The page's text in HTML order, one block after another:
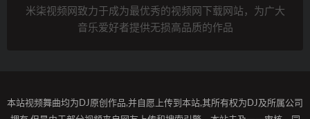
米柒视频网致力于成为最优秀的视频网下载网站，为广大
音乐爱好者提供无损高品质的作品
本站视频舞曲均为DJ原创作品,并自愿上传到本站,其所有权为DJ及所属公司